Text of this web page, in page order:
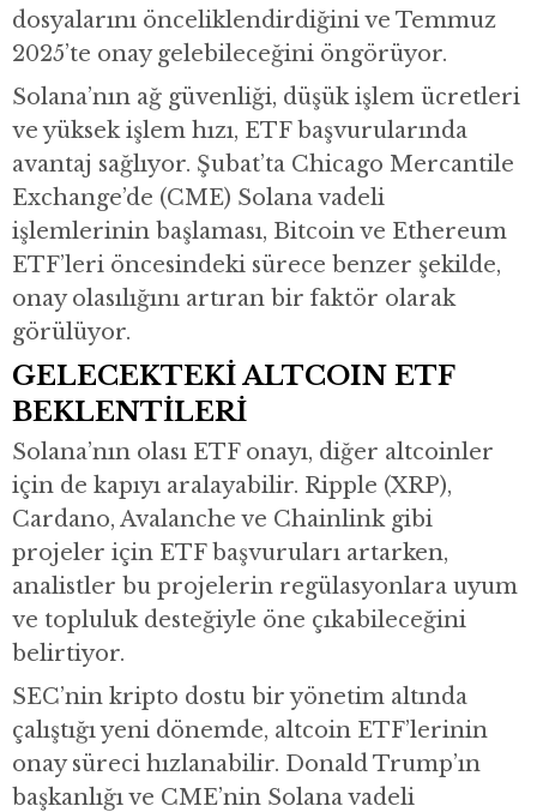
dosyalarını önceliklendirdiğini ve Temmuz
2025’te onay gelebileceğini öngörüyor.
Solana’nın ağ güvenliği, düşük işlem ücretleri
ve yüksek işlem hızı, ETF başvurularında
avantaj sağlıyor. Şubat’ta Chicago Mercantile
Exchange’de (CME) Solana vadeli
işlemlerinin başlaması, Bitcoin ve Ethereum
ETF’leri öncesindeki sürece benzer şekilde,
onay olasılığını artıran bir faktör olarak
görülüyor.
GELECEKTEKİ ALTCOIN ETF
BEKLENTİLERİ
Solana’nın olası ETF onayı, diğer altcoinler
için de kapıyı aralayabilir. Ripple (XRP),
Cardano, Avalanche ve Chainlink gibi
projeler için ETF başvuruları artarken,
analistler bu projelerin regülasyonlara uyum
ve topluluk desteğiyle öne çıkabileceğini
belirtiyor.
SEC’nin kripto dostu bir yönetim altında
çalıştığı yeni dönemde, altcoin ETF’lerinin
onay süreci hızlanabilir. Donald Trump’ın
başkanlığı ve CME’nin Solana vadeli